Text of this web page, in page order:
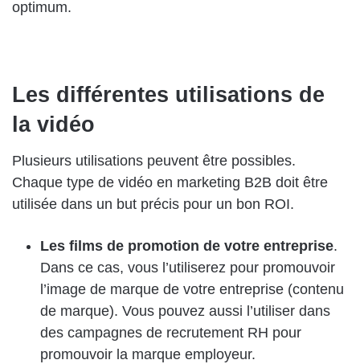
optimum.
Les différentes utilisations de
la vidéo
Plusieurs utilisations peuvent être possibles.
Chaque type de vidéo en marketing B2B doit être
utilisée dans un but précis pour un bon ROI.
Les films de promotion de votre entreprise.
Dans ce cas, vous l’utiliserez pour promouvoir
l’image de marque de votre entreprise (contenu
de marque). Vous pouvez aussi l’utiliser dans
des campagnes de recrutement RH pour
promouvoir la marque employeur.